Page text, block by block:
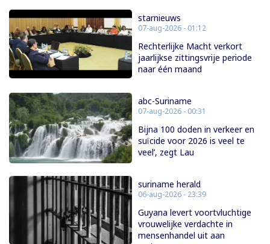
starnieuws
07-aug-2026 - 01:12
Rechterlijke Macht verkort
jaarlijkse zittingsvrije periode
naar één maand
abc-Suriname
07-aug-2026 - 00:31
Bijna 100 doden in verkeer en
suïcide voor 2026 is veel te
veel’, zegt Lau
suriname herald
06-aug-2026 - 23:39
Guyana levert voortvluchtige
vrouwelijke verdachte in
mensenhandel uit aan